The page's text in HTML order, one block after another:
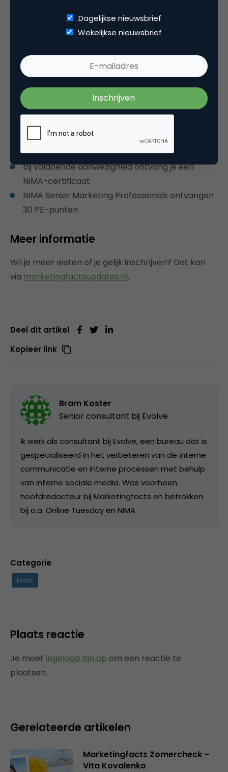
Voor dat bedrag krijg je:
14 dagdelen waarmee je een jaar lang op de
hoogte blijft van alle ontwikkelingen in digitale
marketing
twee inspirerende bedrijfsbezoeken
enthousiaste, nuchtere sprekers met bewezen
kennis en ervaring in het vakgebied
toegang tot het Marketingfacts Updates-
platform
bij voldoende aanwezigheid ontvang je een
NIMA-certificaat
NIMA Senior Marketing Professionals ontvangen
30 PE-punten
Meer informatie
Wil je meer weten of je gelijk inschrijven? Dat kan
via marketingfactsupdates.nl.
Deel dit artikel
Kopieer link
Bram Koster
Senior consultant bij Evolve
Ik werk als consultant bij Evolve, een bureau dat is
gespecialiseerd in het verbeteren van de interne
communicatie en interne processen met behulp
van interne sociale media. Was voorheen
hoofdredacteur bij Marketingfacts en betrokken
bij o.a. Online Tuesday en NIMA.
Categorie
Facts
Plaats reactie
Je moet ingelogd zijn op om een reactie te
plaatsen.
Gerelateerde artikelen
Marketingfacts Zomercheck –
Vita Kovalenko
Dagelijkse nieuwsbrief
Wekelijkse nieuwsbrief